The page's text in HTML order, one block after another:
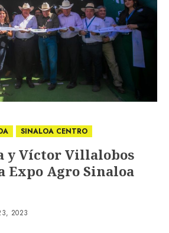
SINALOA CENTRO
y Víctor Villalobos
Expo Agro Sinaloa
2023